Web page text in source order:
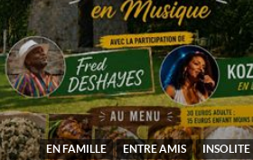
EN FAMILLE ENTRE AMIS INSOLITE